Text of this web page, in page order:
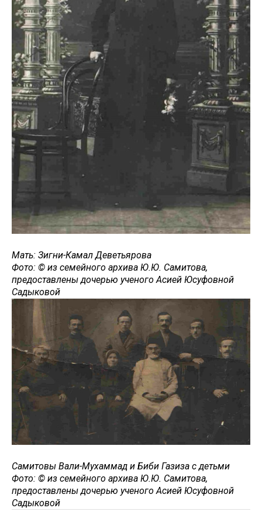
Мать: Зигни-Камал Деветьярова
Фото: © из семейного архива Ю.Ю. Самитова,
предоставлены дочерью ученого Асией Юсуфовной
Садыковой
Самитовы Вали-Мухаммад и Биби Газиза с детьми
Фото: © из семейного архива Ю.Ю. Самитова,
предоставлены дочерью ученого Асией Юсуфовной
Садыковой